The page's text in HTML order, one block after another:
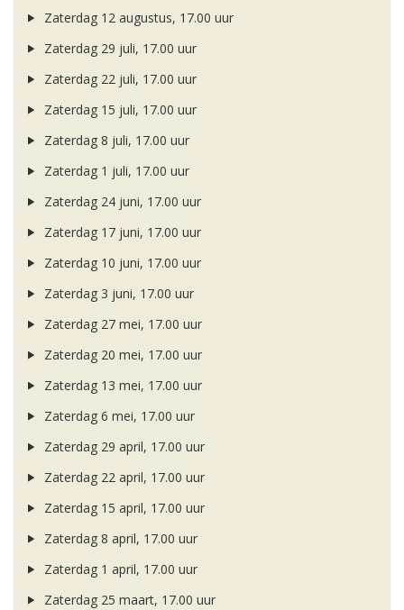
Zaterdag 12 augustus, 17.00 uur
Zaterdag 29 juli, 17.00 uur
Zaterdag 22 juli, 17.00 uur
Zaterdag 15 juli, 17.00 uur
Zaterdag 8 juli, 17.00 uur
Zaterdag 1 juli, 17.00 uur
Zaterdag 24 juni, 17.00 uur
Zaterdag 17 juni, 17.00 uur
Zaterdag 10 juni, 17.00 uur
Zaterdag 3 juni, 17.00 uur
Zaterdag 27 mei, 17.00 uur
Zaterdag 20 mei, 17.00 uur
Zaterdag 13 mei, 17.00 uur
Zaterdag 6 mei, 17.00 uur
Zaterdag 29 april, 17.00 uur
Zaterdag 22 april, 17.00 uur
Zaterdag 15 april, 17.00 uur
Zaterdag 8 april, 17.00 uur
Zaterdag 1 april, 17.00 uur
Zaterdag 25 maart, 17.00 uur